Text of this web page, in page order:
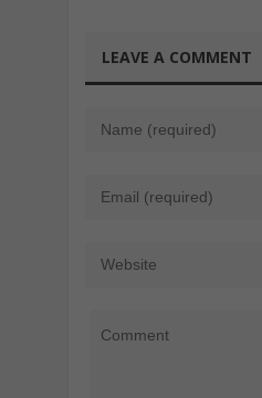
LEAVE A COMMENT